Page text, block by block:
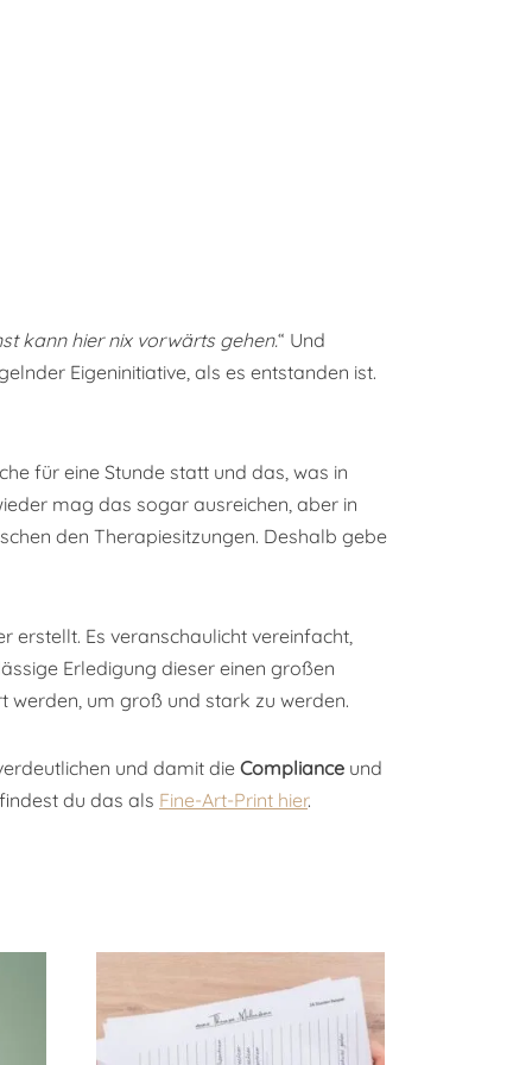
kann hier nix vorwärts gehen.“ Und
Eigeninitiative, als es entstanden ist.
für eine Stunde statt und das, was in
mag das sogar ausreichen, aber in
den Therapiesitzungen. Deshalb gebe
erstellt. Es veranschaulicht vereinfacht,
Erledigung dieser einen großen
werden, um groß und stark zu werden.
und damit dieCompliance und
du das als Fine-Art-Print hier.